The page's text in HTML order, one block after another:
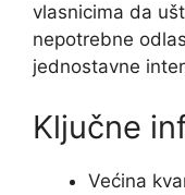
vlasnicima da
nepotrebne
jednostavne
Ključne
Većina